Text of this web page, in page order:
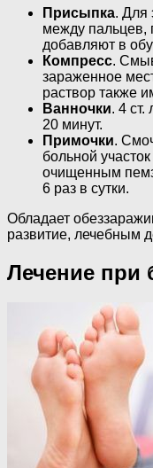
Присыпка. Для
между
добавляют в
Компресс.
зараженное
раствор также
Ванночки. 4 ст.
20 минут.
Примочки.
больной
очищенным
6 раз в сутки.
Обладает
развитие, лечебным
Лечение при